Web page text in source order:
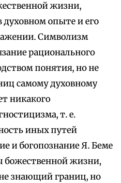
жизни,
опыте и его
Символизм
рационального
понятия, но не
самому духовному
никакого
т. е.
иных путей
и богопознание Я. Беме
божественной жизни,
знающий границ, но